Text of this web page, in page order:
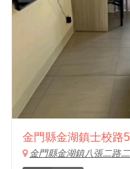
金門縣金湖鎮士校路
金門縣金湖鎮八張二路